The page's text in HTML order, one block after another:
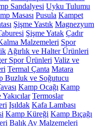
Sandalyesi Uyku Tulumu
Masası Pusula Kampet
Şişme Yastık Magnezyum
Şişme Yatak Çadır
Malzemeleri Spor
Ağırlık ve Halter Ürünleri
Spor Ürünleri Valiz ve
Termal Çanta Matara
Buzluk ve Soğutucu
Kamp Ocağı Kamp
Termoslar
Işıldak Kafa Lambası
Kamp Küreği Kamp Bıçağı
Balık Av Malzemeleri